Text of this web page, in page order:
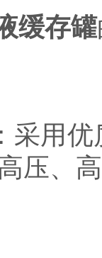
缓存罐
用优
压、